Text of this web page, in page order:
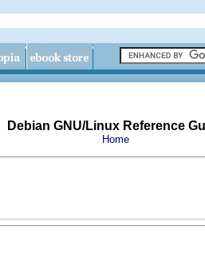
Debian GNU/Linux Reference
Home